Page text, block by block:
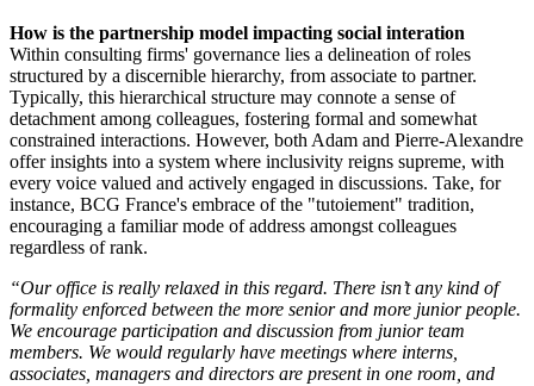
How is the partnership model impacting social interation
Within consulting firms' governance lies a delineation of roles
structured by a discernible hierarchy, from associate to partner.
Typically, this hierarchical structure may connote a sense of
detachment among colleagues, fostering formal and somewhat
constrained interactions. However, both Adam and Pierre-Alexandre
offer insights into a system where inclusivity reigns supreme, with
every voice valued and actively engaged in discussions. Take, for
instance, BCG France's embrace of the "tutoiement" tradition,
encouraging a familiar mode of address amongst colleagues
regardless of rank.
“Our office is really relaxed in this regard. There isn’t any kind of
formality enforced between the more senior and more junior people.
We encourage participation and discussion from junior team
members. We would regularly have meetings where interns,
associates, managers and directors are present in one room, and